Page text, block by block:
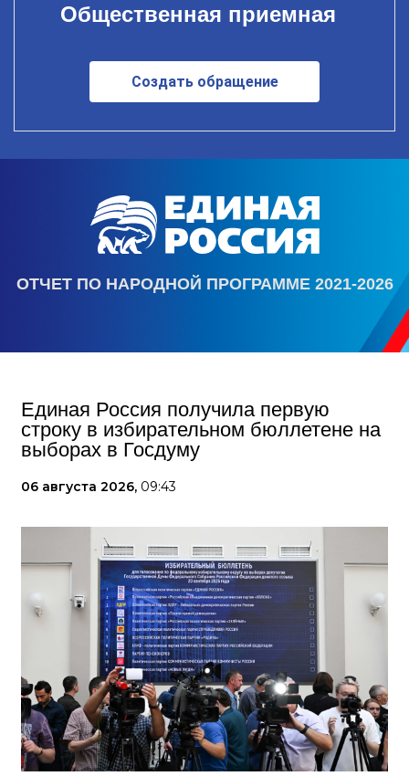
Общественная приемная
Создать обращение
ОТЧЕТ ПО НАРОДНОЙ ПРОГРАММЕ 2021-2026
Единая Россия получила первую
строку в избирательном бюллетене на
выборах в Госдуму
06 августа 2026, 09:43